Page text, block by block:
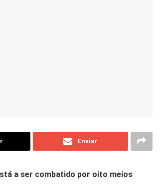
Enviar
a ser combatido por oito meios